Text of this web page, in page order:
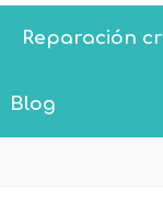
Reparación
Blog